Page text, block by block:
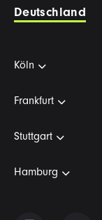
Deutschland
Köln
Frankfurt
Stuttgart
Hamburg